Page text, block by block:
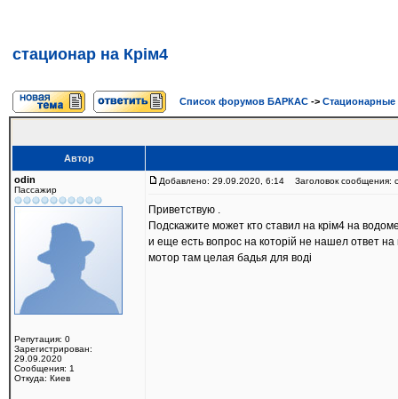
стационар на Крім4
Список форумов БАРКАС -> Стационарные
Автор
odin
Пассажир
Репутация: 0
Зарегистрирован:
29.09.2020
Сообщения: 1
Откуда: Киев
Добавлено: 29.09.2020, 6:14 Заголовок сообщения:
Приветствую .
Подскажите может кто ставил на крім4 на
и еще есть вопрос на которій не нашел ответ
мотор там целая бадья для воді